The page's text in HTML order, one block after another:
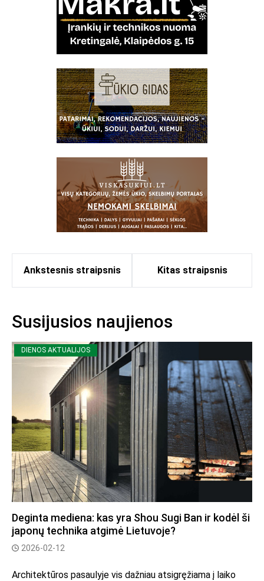
Ankstesnis straipsnis Kitas straipsnis
Susijusios naujienos
DIENOS AKTUALIJOS
Deginta mediena: kas yra Shou Sugi Ban ir kodėl ši
japonų technika atgimė Lietuvoje?
2026-02-12
Architektūros pasaulyje vis dažniau atsigręžiama į laiko